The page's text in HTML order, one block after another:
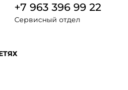
+7 963 396 99 22
Сервисный отдел